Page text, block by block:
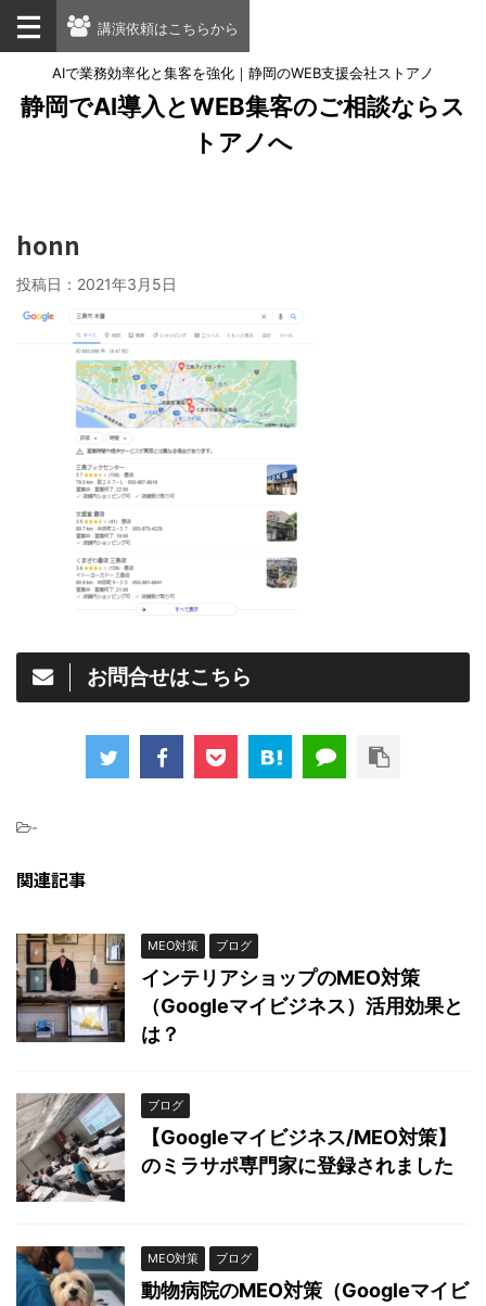
講演依頼はこちらから
AIで業務効率化と集客を強化｜静岡のWEB支援会社ストアノ
静岡でAI導入とWEB集客のご相談ならス
トアノへ
honn
投稿日： 2021年3月5日
お問合せはこちら
-
関連記事
MEO対策 ブログ
インテリアショップのMEO対策
（Googleマイビジネス）活用効果と
は？
ブログ
【Googleマイビジネス/MEO対策】
のミラサポ専門家に登録されました
MEO対策 ブログ
動物病院のMEO対策（Googleマイビ